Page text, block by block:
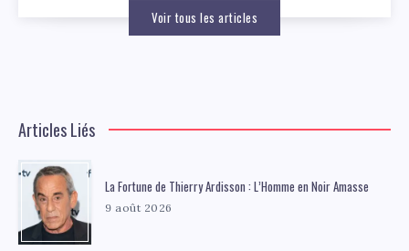
Voir tous les articles
Articles Liés
La Fortune de Thierry Ardisson : L’Homme en Noir Amasse
9 août 2026